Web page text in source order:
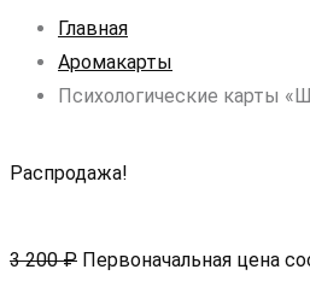
Главная
Аромакарты
Психологические карты
Распродажа!
3 200₽ Первоначальная цена